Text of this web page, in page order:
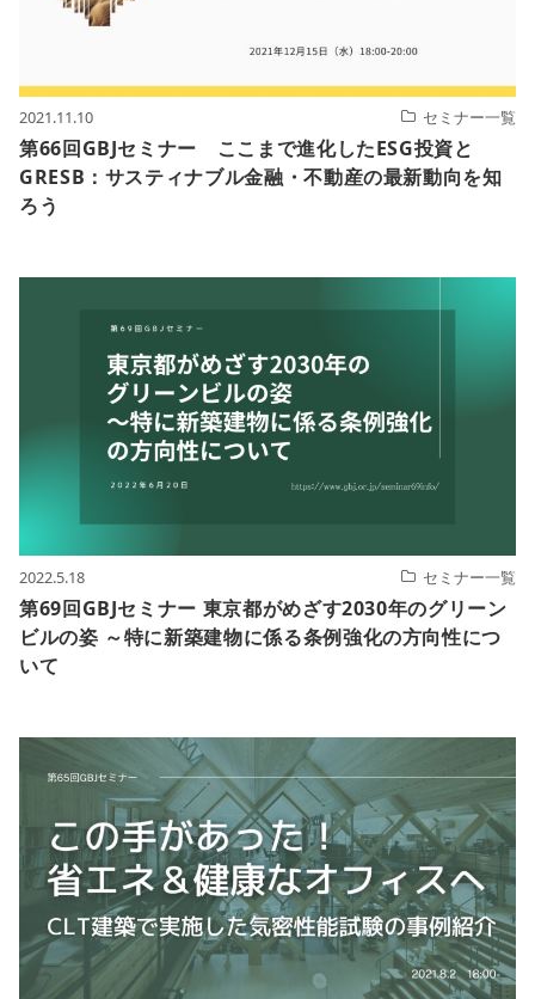
2021.11.10 セミナー一覧
第66回GBJセミナー ここまで進化したESG投資と
GRESB：サスティナブル金融・不動産の最新動向を知
ろう
2022.5.18 セミナー一覧
第69回GBJセミナー 東京都がめざす2030年のグリーン
ビルの姿 ～特に新築建物に係る条例強化の方向性につ
いて